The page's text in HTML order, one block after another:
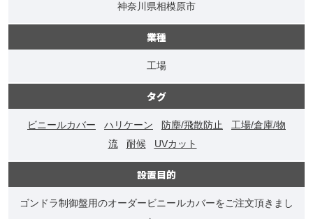
神奈川県相模原市
業種
工場
タグ
ビニールカバー ハリケーン 防塵/飛散防止
工場/倉庫/物
流
耐候 UVカット
設置目的
ゴンドラ制御盤用のオーダービニールカバーをご注文頂きまし